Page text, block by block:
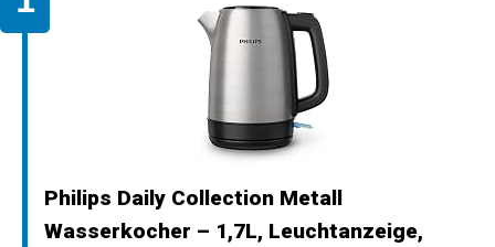
Philips Daily Collection Metall
Wasserkocher – 1,7L, Leuchtanzeige,